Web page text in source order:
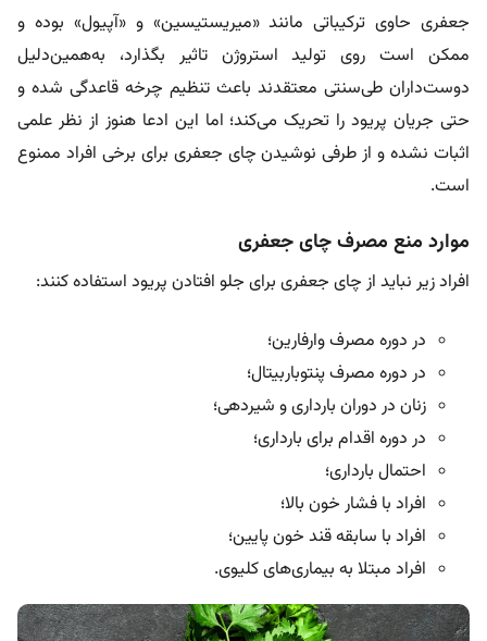
جعفری حاوی ترکیباتی مانند «میریستیسین» و «آپیول» بوده و
ممکن است روی تولید استروژن تاثیر بگذارد، به‌همین‌دلیل
دوست‌داران طی‌سنتی معتقدند باعث تنظیم چرخه قاعدگی شده و
حتی جریان پریود را تحریک می‌کند؛ اما این ادعا هنوز از نظر علمی
اثبات نشده و از طرفی نوشیدن چای جعفری برای برخی افراد ممنوع
است.
موارد منع مصرف چای جعفری
افراد زیر نباید از چای جعفری برای جلو افتادن پریود استفاده کنند:
در دوره مصرف وارفارین؛
در دوره مصرف پنتوباربیتال؛
زنان در دوران بارداری و شیردهی؛
در دوره اقدام برای بارداری؛
احتمال بارداری؛
افراد با فشار خون بالا؛
افراد با سابقه قند خون پایین؛
افراد مبتلا به بیماری‌های کلیوی.